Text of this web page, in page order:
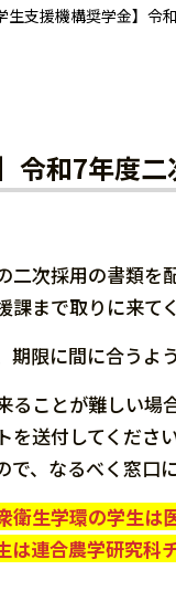
生支援機構奨学金】令
令和7年度
次採用の書類を
課まで取りに来て
限に間に合うよ
ことが難しい場
を送付してくだ
、なるべく窓口
衛生学環の学生
は連合農学研究科